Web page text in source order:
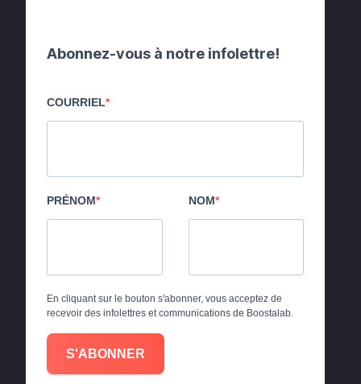
Abonnez-vous à notre infolettre!
COURRIEL
PRÉNOM NOM
En cliquant sur le bouton s'abonner, vous acceptez de
recevoir des infolettres et communications de Boostalab.
S'ABONNER